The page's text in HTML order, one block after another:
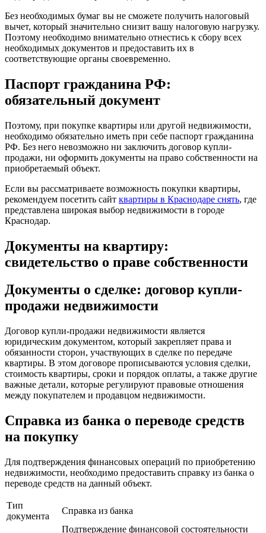
Без необходимых бумаг вы не сможете получить налоговый
вычет, который значительно снизит вашу налоговую нагрузку.
Поэтому необходимо внимательно отнестись к сбору всех
необходимых документов и предоставить их в
соответствующие органы своевременно.
Паспорт гражданина РФ:
обязательный документ
Поэтому, при покупке квартиры или другой недвижимости,
необходимо обязательно иметь при себе паспорт гражданина
РФ. Без него невозможно ни заключить договор купли-
продажи, ни оформить документы на право собственности на
приобретаемый объект.
Если вы рассматриваете возможность покупки квартиры,
рекомендуем посетить сайт квартиры в Краснодаре снять, где
представлена широкая выбор недвижимости в городе
Краснодар.
Документы на квартиру:
свидетельство о праве собственности
Документы о сделке: договор купли-
продажи недвижимости
Договор купли-продажи недвижимости является
юридическим документом, который закрепляет права и
обязанности сторон, участвующих в сделке по передаче
квартиры. В этом договоре прописываются условия сделки,
стоимость квартиры, сроки и порядок оплаты, а также другие
важные детали, которые регулируют правовые отношения
между покупателем и продавцом недвижимости.
Справка из банка о переводе средств
на покупку
Для подтверждения финансовых операций по приобретению
недвижимости, необходимо предоставить справку из банка о
переводе средств на данный объект.
Тип
документа
Справка из банка
Подтверждение финансовой состоятельности